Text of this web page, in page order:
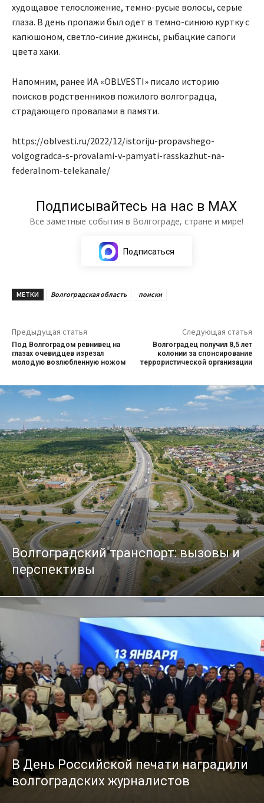
худощавое телосложение, темно-русые волосы, серые
глаза. В день пропажи был одет в темно-синюю куртку с
капюшоном, светло-синие джинсы, рыбацкие сапоги
цвета хаки.
Напомним, ранее ИА «OBLVESTI» писало историю
поисков родственников пожилого волгоградца,
страдающего провалами в памяти.
https://oblvesti.ru/2022/12/istoriju-propavshego-
volgogradca-s-provalami-v-pamyati-rasskazhut-na-
federalnom-telekanale/
Подписывайтесь на нас в МАХ
Все заметные события в Волгограде, стране и мире!
Подписаться
МЕТКИ Волгоградская область поиски
Предыдущая статья
Под Волгоградом ревнивец на
глазах очевидцев изрезал
молодую возлюбленную ножом
Следующая статья
Волгоградец получил 8,5 лет
колонии за спонсирование
террористической организации
Волгоградский транспорт: вызовы и
перспективы
В День Российской печати наградили
волгоградских журналистов